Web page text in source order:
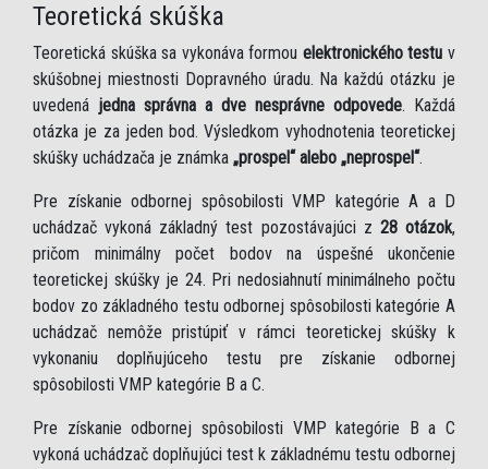
Teoretická skúška
Teoretická skúška sa vykonáva formou elektronického testu v
skúšobnej miestnosti Dopravného úradu. Na každú otázku je
uvedená jedna správna a dve nesprávne odpovede. Každá
otázka je za jeden bod. Výsledkom vyhodnotenia teoretickej
skúšky uchádzača je známka „prospel“ alebo „neprospel“.
Pre získanie odbornej spôsobilosti VMP kategórie A a D
uchádzač vykoná základný test pozostávajúci z 28 otázok,
pričom minimálny počet bodov na úspešné ukončenie
teoretickej skúšky je 24. Pri nedosiahnutí minimálneho počtu
bodov zo základného testu odbornej spôsobilosti kategórie A
uchádzač nemôže pristúpiť v rámci teoretickej skúšky k
vykonaniu doplňujúceho testu pre získanie odbornej
spôsobilosti VMP kategórie B a C.
Pre získanie odbornej spôsobilosti VMP kategórie B a C
vykoná uchádzač doplňujúci test k základnému testu odbornej